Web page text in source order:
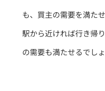
も、買主の需要を満た
駅から近ければ行き帰
の需要も満たせるでしょ